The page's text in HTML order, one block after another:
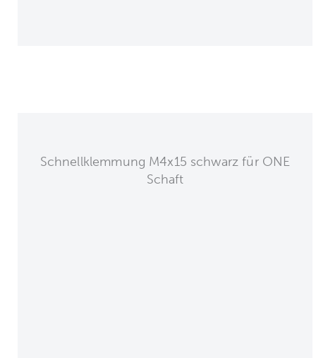
Schnellklemmung M4x15 schwarz für ONE
Schaft